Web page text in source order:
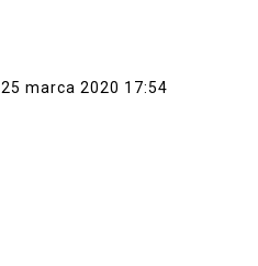
25 marca 2020 17:54